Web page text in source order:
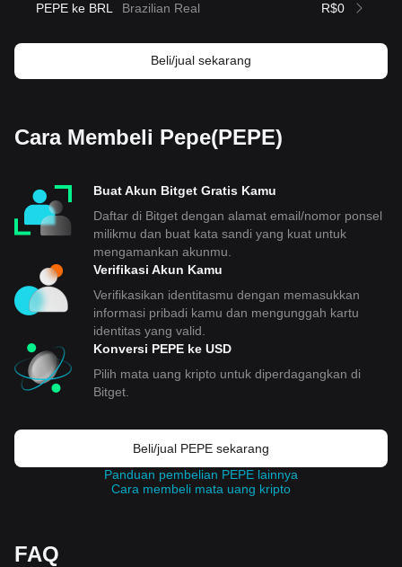
PEPE ke BRL Brazilian Real R$0
Beli/jual sekarang
Cara Membeli Pepe(PEPE)
Buat Akun Bitget Gratis Kamu
Daftar di Bitget dengan alamat email/nomor ponsel
milikmu dan buat kata sandi yang kuat untuk
mengamankan akunmu.
Verifikasi Akun Kamu
Verifikasikan identitasmu dengan memasukkan
informasi pribadi kamu dan mengunggah kartu
identitas yang valid.
Konversi PEPE ke USD
Pilih mata uang kripto untuk diperdagangkan di
Bitget.
Beli/jual PEPE sekarang
Panduan pembelian PEPE lainnya
Cara membeli mata uang kripto
FAQ